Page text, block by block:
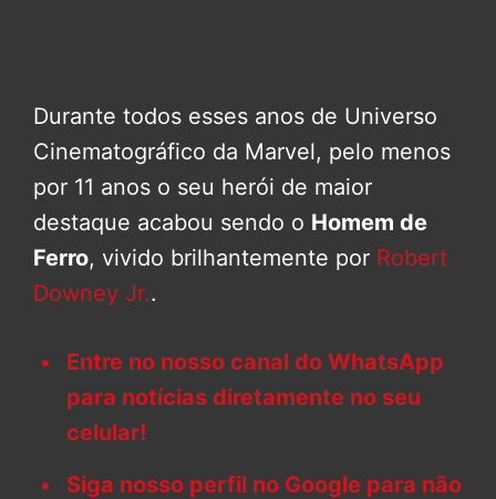
Durante todos esses anos de Universo
Cinematográfico da Marvel, pelo menos
por 11 anos o seu herói de maior
destaque acabou sendo o Homem de
Ferro, vivido brilhantemente por Robert
Downey Jr..
Entre no nosso canal do WhatsApp
para notícias diretamente no seu
celular!
Siga nosso perfil no Google para não